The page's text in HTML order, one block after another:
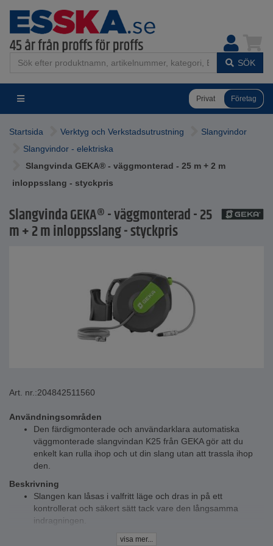
SÖK
Privat Företag
Startsida Verktyg och Verkstadsutrustning
Slangvindor
Slangvindor - elektriska
Slangvinda GEKA® - väggmonterad - 25 m + 2 m
inloppsslang - styckpris
Slangvinda GEKA® - väggmonterad - 25
m + 2 m inloppsslang - styckpris
Art. nr.:204842511560
Användningsområden
Den färdigmonterade och användarklara automatiska
väggmonterade slangvindan K25 från GEKA gör att du
enkelt kan rulla ihop och ut din slang utan att trassla ihop
den.
Beskrivning
Slangen kan låsas i valfritt läge och dras in på ett
kontrollerat och säkert sätt tack vare den långsamma
indragningen.
visa mer...